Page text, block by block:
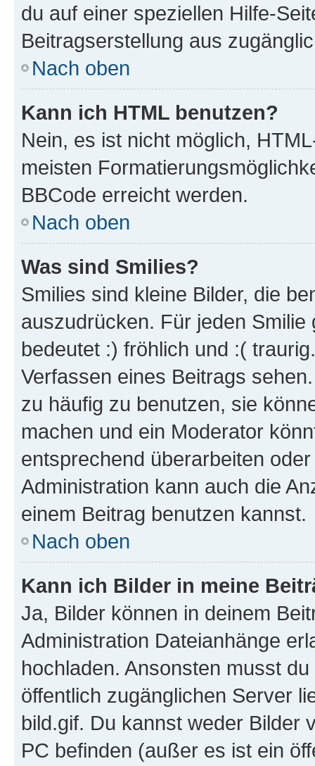
du auf einer speziellen Hilfe-
Beitragserstellung aus
Nach oben
Kann ich HTML benutzen?
Nein, es ist nicht möglich,
meisten
BBCode erreicht werden.
Nach oben
Was sind Smilies?
Smilies sind kleine Bilder, die
auszudrücken. Für jeden
bedeutet :) fröhlich und :(
Verfassen eines Beitrags
zu häufig zu benutzen, sie
machen und ein Moderator
entsprechend überarbeiten
Administration kann auch die
einem Beitrag benutzen kannst.
Nach oben
Kann ich Bilder in meine
Ja, Bilder können in deinem
Administration Dateianhänge
hochladen. Ansonsten musst
öffentlich zugänglichen Server
bild.gif. Du kannst weder Bilder
PC befinden (außer es ist ein